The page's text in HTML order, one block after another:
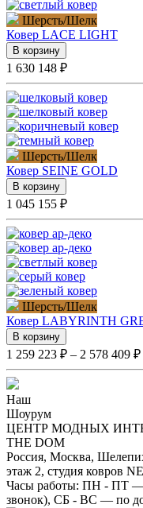
Шерсть/Шелк
Ковер LACE LIGHT
В корзину
1 630 148 ₽
Шерсть/Шелк
Ковер SEINE GOLD
В корзину
1 045 155 ₽
Шерсть/Шелк
Ковер LABYRINTH
В корзину
1 259 223 ₽ – 2 578 409 ₽
Наш
Шоурум
ЦЕНТР МОДНЫХ
THE DOM
Россия, Москва,
этаж 2, студия ковров
Часы работы: ПН - ПТ —
звонок), СБ - ВС — по